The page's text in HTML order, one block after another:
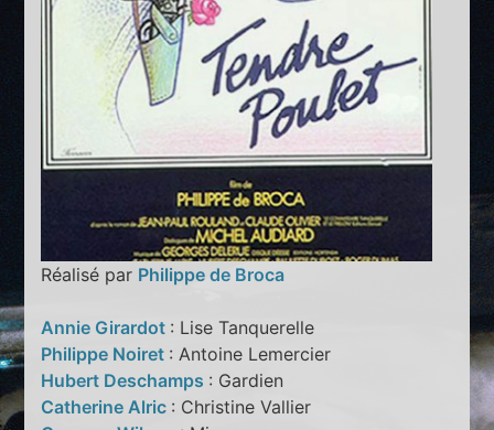
Réalisé par Philippe de Broca
Annie Girardot : Lise Tanquerelle
Philippe Noiret : Antoine Lemercier
Hubert Deschamps : Gardien
Catherine Alric : Christine Vallier